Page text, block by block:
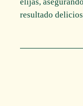
resultado